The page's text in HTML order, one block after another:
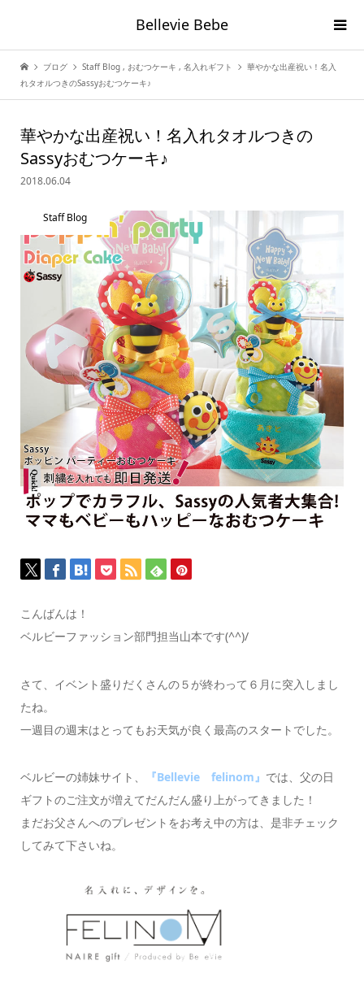
Bellevie Bebe
ブログ Staff Blog , おむつケーキ , 名入れギフト
華やかな出産祝い！名入
れタオルつきのSassyおむつケーキ♪
華やかな出産祝い！名入れタオルつきの
Sassyおむつケーキ♪
2018.06.04
Staff Blog
こんばんは！
ベルビーファッション部門担当山本です(^^)/
さて、イベント盛りだくさんの５が終わって６月に突入しまし
たね。
一週目の週末はとってもお天気が良く最高のスタートでした。
ベルビーの姉妹サイト、 『Bellevie felinom』 では、父の日
ギフトのご注文が増えてだんだん盛り上がってきました！
まだお父さんへのプレゼントをお考え中の方は、是非チェック
してみて下さいね。